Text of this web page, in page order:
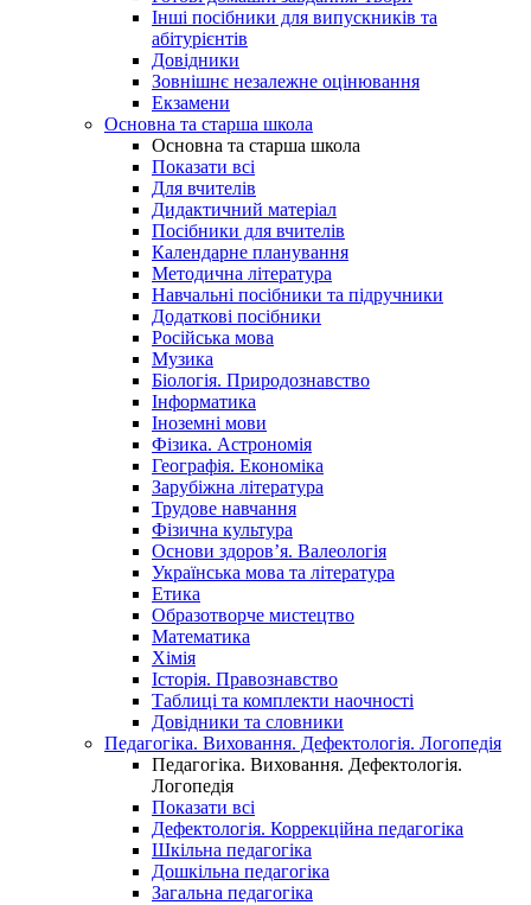
Інші посібники для випускників та
абітурієнтів
Довідники
Зовнішнє незалежне оцінювання
Екзамени
Основна та старша школа
Основна та старша школа
Показати всі
Для вчителів
Дидактичний матеріал
Посібники для вчителів
Календарне планування
Методична література
Навчальні посібники та підручники
Додаткові посібники
Російська мова
Музика
Біологія. Природознавство
Інформатика
Іноземні мови
Фізика. Астрономія
Географія. Економіка
Зарубіжна література
Трудове навчання
Фізична культура
Основи здоров’я. Валеологія
Українська мова та література
Етика
Образотворче мистецтво
Математика
Хімія
Історія. Правознавство
Таблиці та комплекти наочності
Довідники та словники
Педагогіка. Виховання. Дефектологія. Логопедія
Педагогіка. Виховання. Дефектологія.
Логопедія
Показати всі
Дефектологія. Коррекційна педагогіка
Шкільна педагогіка
Дошкільна педагогіка
Загальна педагогіка